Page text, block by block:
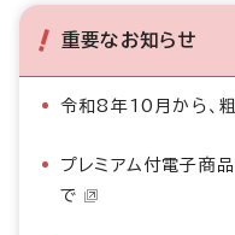
重要なお知らせ
令和8年10月から、
プレミアム付電子商
で